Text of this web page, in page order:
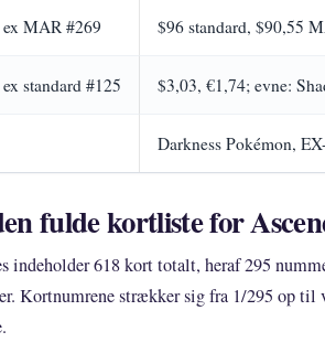
MAR #269 $96 standard, $90,55
standard #125 $3,03, €1,74; evne:
Darkness Pokémon,
fulde kortliste for
indeholder 618 kort totalt, heraf 295
Kortnumrene strækker sig fra 1/295 op